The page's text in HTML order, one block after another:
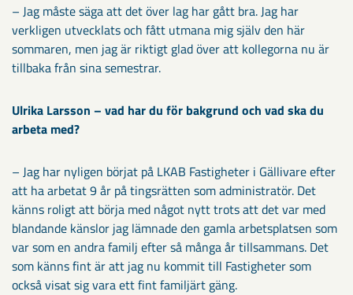
– Jag måste säga att det över lag har gått bra. Jag har
verkligen utvecklats och fått utmana mig själv den här
sommaren, men jag är riktigt glad över att kollegorna nu är
tillbaka från sina semestrar.
Ulrika Larsson – vad har du för bakgrund och vad ska du
arbeta med?
– Jag har nyligen börjat på LKAB Fastigheter i Gällivare efter
att ha arbetat 9 år på tingsrätten som administratör. Det
känns roligt att börja med något nytt trots att det var med
blandande känslor jag lämnade den gamla arbetsplatsen som
var som en andra familj efter så många år tillsammans. Det
som känns fint är att jag nu kommit till Fastigheter som
också visat sig vara ett fint familjärt gäng.